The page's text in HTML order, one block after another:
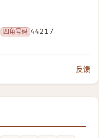
四角号码 44217
反馈